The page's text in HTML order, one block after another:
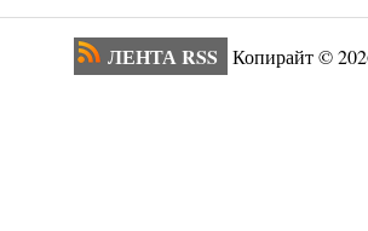
ЛЕНТА RSS Копирайт ©